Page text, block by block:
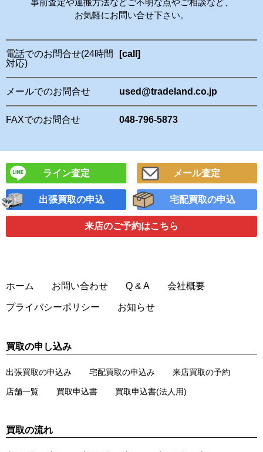
事前査定や運搬方法などご不明な点やご相談など、
お気軽にお問い合せ下さい。
電話でのお問合せ(24時間
対応)
[call]
メールでのお問合せ used@tradeland.co.jp
FAXでのお問合せ 048-796-5873
ライン査定 メール査定
出張買取の申込 宅配買取の申込
来店のご予約はこちら
ホーム お問い合わせ Q & A 会社概要
プライバシーポリシー お知らせ
買取の申し込み
出張買取の申込み 宅配買取の申込み 来店買取の予約
店舗一覧 買取申込書 買取申込書(法人用)
買取の流れ